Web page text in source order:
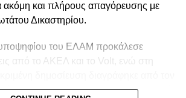
μηνύματα του ΔΗΚΟ στα μέσα
στοχεύουν ξεκάθαρα στη
δυναμικά στο πολιτικό
ακόμη και πλήρους απαγόρευσης με
Δικαστηρίου.
του ΕΛΑΜ προκάλεσε
από το ΑΚΕΛ και το Volt, ενώ στη
μέχρι στιγμής να έχουν διευκρινιστεί